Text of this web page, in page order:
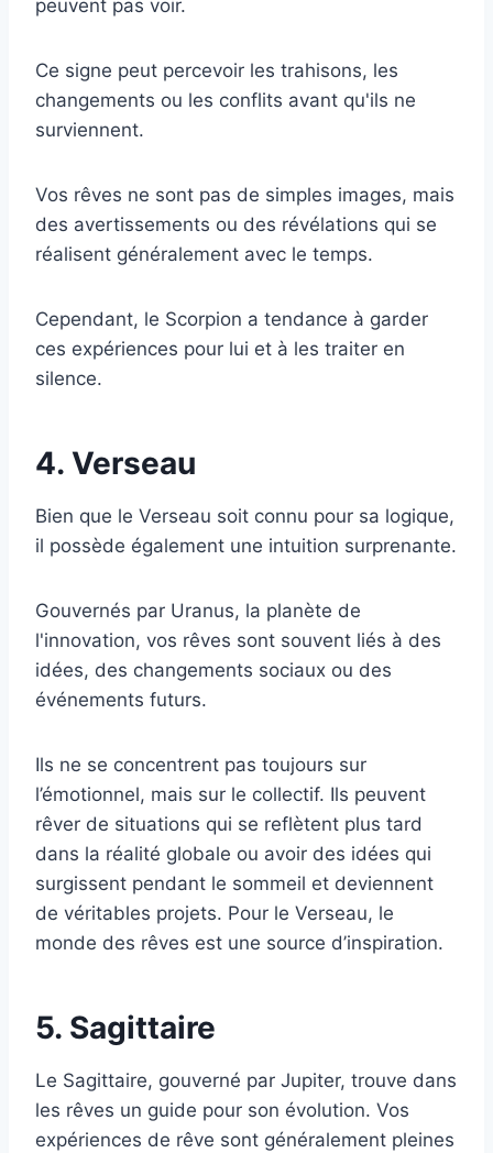
peuvent pas voir.
Ce signe peut percevoir les trahisons, les
changements ou les conflits avant qu'ils ne
surviennent.
Vos rêves ne sont pas de simples images, mais
des avertissements ou des révélations qui se
réalisent généralement avec le temps.
Cependant, le Scorpion a tendance à garder
ces expériences pour lui et à les traiter en
silence.
4. Verseau
Bien que le Verseau soit connu pour sa logique,
il possède également une intuition surprenante.
Gouvernés par Uranus, la planète de
l'innovation, vos rêves sont souvent liés à des
idées, des changements sociaux ou des
événements futurs.
Ils ne se concentrent pas toujours sur
l’émotionnel, mais sur le collectif. Ils peuvent
rêver de situations qui se reflètent plus tard
dans la réalité globale ou avoir des idées qui
surgissent pendant le sommeil et deviennent
de véritables projets. Pour le Verseau, le
monde des rêves est une source d’inspiration.
5. Sagittaire
Le Sagittaire, gouverné par Jupiter, trouve dans
les rêves un guide pour son évolution. Vos
expériences de rêve sont généralement pleines